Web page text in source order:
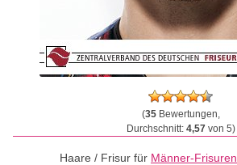
(35Bewertungen,
Durchschnitt: 4,57von 5)
Haare / Frisur für Männer-Frisuren